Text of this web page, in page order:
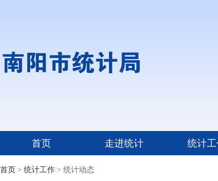
首页 走进统计 统计
首页 > 统计工作 > 统计动态